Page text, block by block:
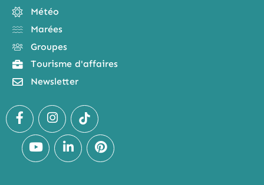
Météo
Marées
Groupes
Tourisme d'affaires
Newsletter